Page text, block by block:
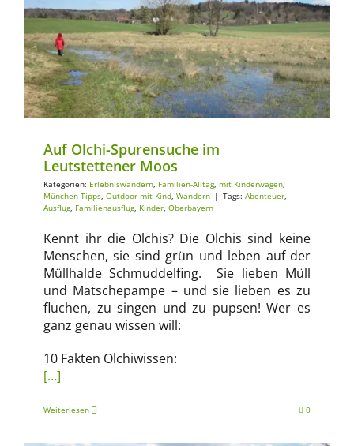
Erlebniswandern Familien-Alltag mit Kinderwagen
München-Tipps
Outdoor mit Kind
Wandern
Auf Olchi-Spurensuche im
Leutstettener Moos
Kategorien: Erlebniswandern, Familien-Alltag, mit Kinderwagen,
München-Tipps, Outdoor mit Kind, Wandern | Tags: Abenteuer,
Ausflug, Familienausflug, Kinder, Oberbayern
Kennt ihr die Olchis? Die Olchis sind keine
Menschen, sie sind grün und leben auf der
Müllhalde Schmuddelfing. Sie lieben Müll
und Matschepampe – und sie lieben es zu
fluchen, zu singen und zu pupsen! Wer es
ganz genau wissen will:
10 Fakten Olchiwissen:
[…]
Weiterlesen 0